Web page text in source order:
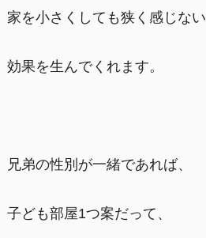
家を小さくしても狭く感じない
効果を生んでくれます。
兄弟の性別が一緒であれば、
子ども部屋1つ案だって、